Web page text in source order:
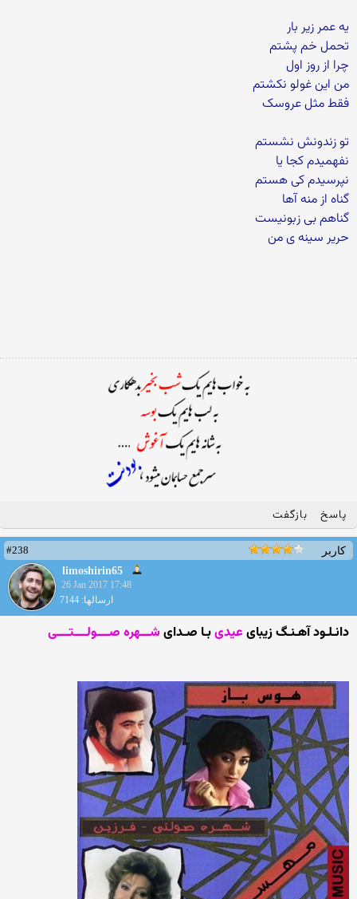
یه عمر زیر بار
تحمل خم پشتم
چرا از روز اول
من این غولو نکشتم
فقط مثل عروسک
تو زندونش نشستم
نفهمیدم کجا یا
نپرسیدم کی هستم
گناه از منه آها
گناهم بی زبونیست
حریر سینه ی من
پاسخ بازگفت
کاربر
#238
limoshirin65
26 Jan 2017 17:48
ارسالها: 7144
دانـلـود آهـنـگ زیبای عیدیبـا صـدایشـــهره صــــولــــتــــی